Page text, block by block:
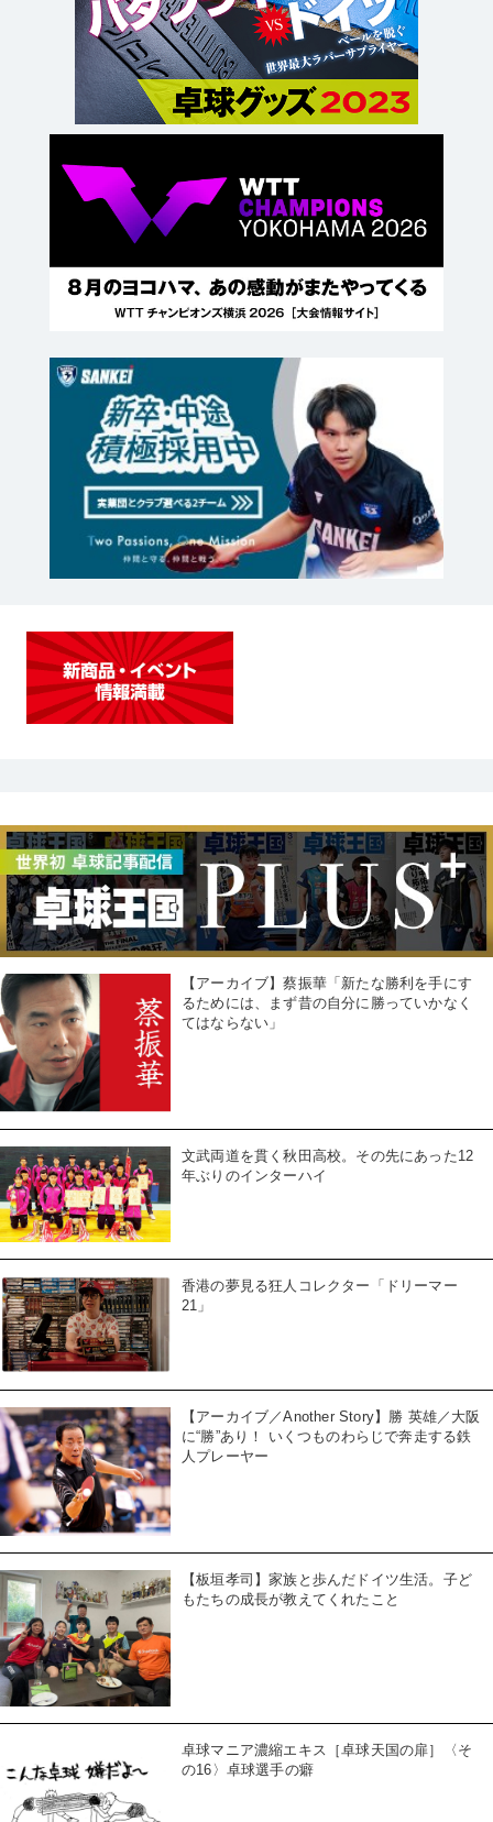
【アーカイブ】蔡振華「新たな勝利を手にす
るためには、まず昔の自分に勝っていかなく
てはならない」
文武両道を貫く秋田高校。その先にあった12
年ぶりのインターハイ
香港の夢見る狂人コレクター「ドリーマー
21」
【アーカイブ／Another Story】勝 英雄／大阪
に“勝”あり！ いくつものわらじで奔走する鉄
人プレーヤー
【板垣孝司】家族と歩んだドイツ生活。子ど
もたちの成長が教えてくれたこと
卓球マニア濃縮エキス［卓球天国の扉］〈そ
の16〉卓球選手の癖